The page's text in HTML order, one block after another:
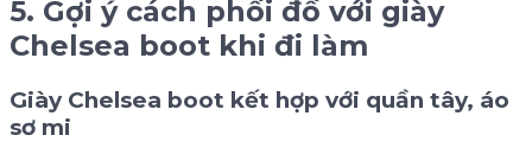
5. Gợi ý cách phối đồ với giày
Chelsea boot khi đi làm
Giày Chelsea boot kết hợp với quần tây, áo
sơ mi